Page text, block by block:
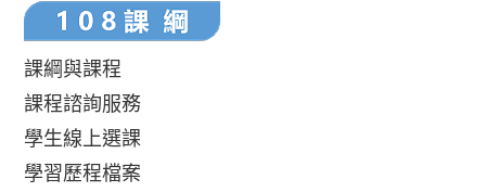
課綱與課程
課程諮詢服務
學生線上選課
學習歷程檔案